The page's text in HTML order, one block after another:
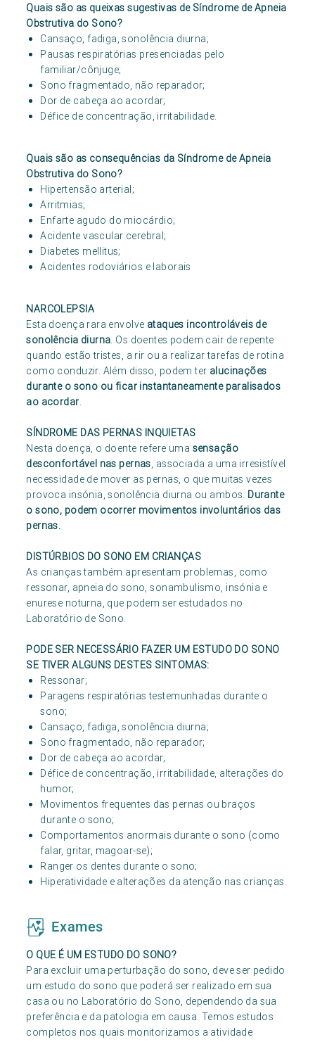
Quais são as queixas sugestivas de Síndrome de Apneia
Obstrutiva do Sono?
Cansaço, fadiga, sonolência diurna;
Pausas respiratórias presenciadas pelo
familiar/cônjuge;
Sono fragmentado, não reparador;
Dor de cabeça ao acordar;
Défice de concentração, irritabilidade.
Quais são as consequências da Síndrome de Apneia
Obstrutiva do Sono?
Hipertensão arterial;
Arritmias;
Enfarte agudo do miocárdio;
Acidente vascular cerebral;
Diabetes mellitus;
Acidentes rodoviários e laborais
NARCOLEPSIA
Esta doença rara envolve ataques incontroláveis de
sonolência diurna. Os doentes podem cair de repente
quando estão tristes, a rir ou a realizar tarefas de rotina
como conduzir. Além disso, podem ter alucinações
durante o sono ou ficar instantaneamente paralisados
ao acordar.
SÍNDROME DAS PERNAS INQUIETAS
Nesta doença, o doente refere uma sensação
desconfortável nas pernas, associada a uma irresistível
necessidade de mover as pernas, o que muitas vezes
provoca insónia, sonolência diurna ou ambos. Durante
o sono, podem ocorrer movimentos involuntários das
pernas.
DISTÚRBIOS DO SONO EM CRIANÇAS
As crianças também apresentam problemas, como
ressonar, apneia do sono, sonambulismo, insónia e
enurese noturna, que podem ser estudados no
Laboratório de Sono.
PODE SER NECESSÁRIO FAZER UM ESTUDO DO SONO
SE TIVER ALGUNS DESTES SINTOMAS:
Ressonar;
Paragens respiratórias testemunhadas durante o
sono;
Cansaço, fadiga, sonolência diurna;
Sono fragmentado, não reparador;
Dor de cabeça ao acordar;
Défice de concentração, irritabilidade, alterações do
humor;
Movimentos frequentes das pernas ou braços
durante o sono;
Comportamentos anormais durante o sono (como
falar, gritar, magoar-se);
Ranger os dentes durante o sono;
Hiperatividade e alterações da atenção nas crianças.
Exames
O QUE É UM ESTUDO DO SONO?
Para excluir uma perturbação do sono, deve ser pedido
um estudo do sono que poderá ser realizado em sua
casa ou no Laboratório do Sono, dependendo da sua
preferência e da patologia em causa. Temos estudos
completos nos quais monitorizamos a atividade